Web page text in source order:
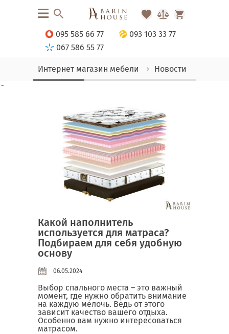
095 585 66 77
093 103 33 77
067 586 55 77
Интернет магазин мебели Новости
-
Какой наполнитель
используется для матраса?
Подбираем для себя удобную
основу
06.05.2024
Выбор спального места – это важный
момент, где нужно обратить внимание
на каждую мелочь. Ведь от этого
зависит качество вашего отдыха.
Особенно вам нужно интересоваться
матрасом.